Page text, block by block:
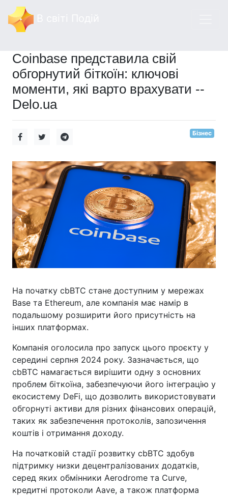
Coinbase представила свій
обгорнутий біткоїн: ключові
моменти, які варто врахувати --
Delo.ua
Бізнес
На початку cbBTC стане доступним у мережах
Base та Ethereum, але компанія має намір в
подальшому розширити його присутність на
інших платформах.
Компанія оголосила про запуск цього проєкту у
середині серпня 2024 року. Зазначається, що
cbBTC намагається вирішити одну з основних
проблем біткоїна, забезпечуючи його інтеграцію у
екосистему DeFi, що дозволить використовувати
обгорнуті активи для різних фінансових операцій,
таких як забезпечення протоколів, запозичення
коштів і отримання доходу.
На початковій стадії розвитку cbBTC здобув
підтримку низки децентралізованих додатків,
серед яких обмінники Aerodrome та Curve,
кредитні протоколи Aave, а також платформа